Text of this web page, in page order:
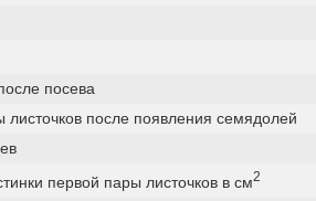
посева
после появления семядолей
первой пары листочков в см2